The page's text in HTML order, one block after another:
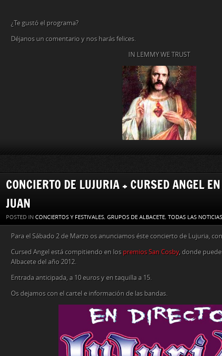
¿Te gustó el programa?
Déjanos un comentario y nos harás felices.
IN LEMMY WE TRUST
CONCIERTO DE LUJURIA + CURSED ANGEL
JUAN
POSTED IN CONCIERTOS Y FESTIVALES, GRUPOS DE ALBACETE, TODAS LAS NOTICIAS
Para el Sábado 2 de Marzo os anunciamos éste concierto de Lujuria,
Cursed Angel está compitiendo en los premios San Cosby, donde
Albacete del año 2012.
Entrada anticipada, a 10 euros y en taquilla a 15.
Os dejamos con el cartel e información de las bandas.